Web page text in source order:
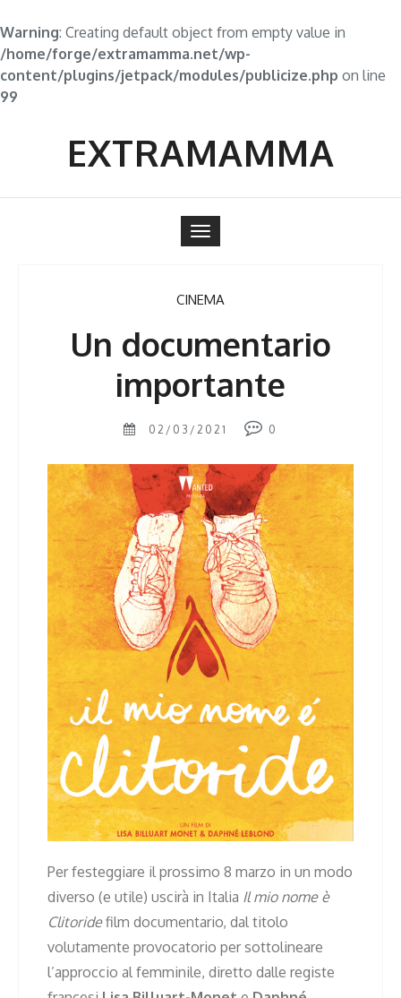
Warning: Creating default object from empty value in
/home/forge/extramamma.net/wp-
content/plugins/jetpack/modules/publicize.php on line
99
EXTRAMAMMA
Toggle
navigation
CINEMA
Un documentario
importante
02/03/2021 0
Per festeggiare il prossimo 8 marzo in un modo
diverso (e utile) uscirà in Italia Il mio nome è
Clitoridefilm documentario, dal titolo
volutamente provocatorio per sottolineare
l’approccio al femminile, diretto dalle registe